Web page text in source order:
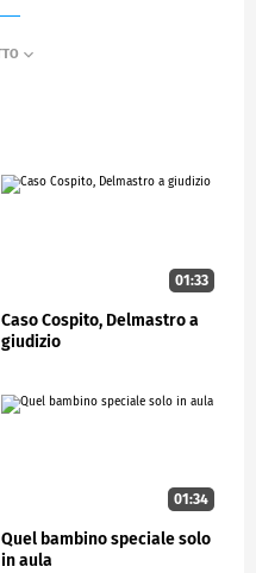
01:33
Caso Cospito, Delmastro a
giudizio
01:34
Quel bambino speciale solo
in aula